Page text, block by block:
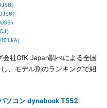
）
）
）
）
A）
社GfK Japan調べによる全国
、モデル別のランキングで紹
ソコン dynabook T552